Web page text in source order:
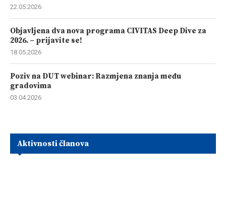
22.05.2026
Objavljena dva nova programa CIVITAS Deep Dive za
2026. – prijavite se!
18.05.2026
Poziv na DUT webinar: Razmjena znanja među
gradovima
03.04.2026
Aktivnosti članova